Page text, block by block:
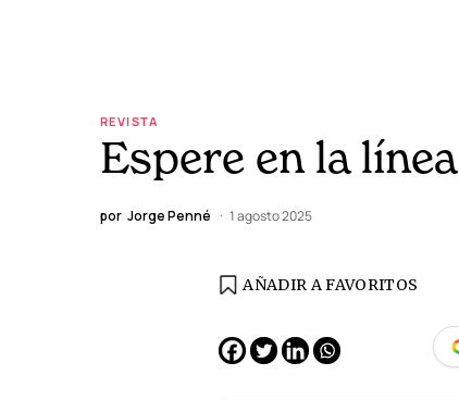
REVISTA
Espere en la línea
por Jorge Penné 1 agosto 2025
AÑADIR A FAVORITOS